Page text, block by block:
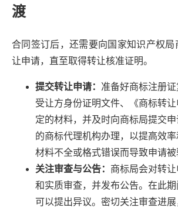
渡
合同签订后，还需要向国家知识产权
让申请，直至取得转让核准证明。
提交转让申请： 准备好商标注册
受让方身份证明文件、《商标转
定的材料，并及时向商标局提交
的商标代理机构办理，以提高效
材料不全或格式错误而导致申请被
关注审查与公告： 商标局会对转
和实质审查，并发布公告。在此
可以提出异议。密切关注审查进